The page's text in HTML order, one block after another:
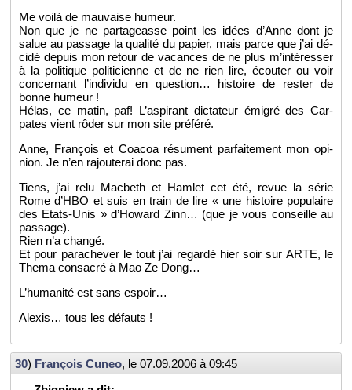
Me voilà de mau­vaise hu­meur.
Non que je ne par­ta­geasse point les idées d’Anne dont je
salue au pas­sage la qua­lité du pa­pier, mais parce que j’ai dé­
cidé de­puis mon re­tour de va­cances de ne plus m’in­té­res­ser
à la po­li­tique po­li­ti­cienne et de ne rien lire, écou­ter ou voir
concer­nant l’in­di­vidu en ques­tion… his­toire de res­ter de
bonne hu­meur !
Hélas, ce matin, paf! L’as­pi­rant dic­ta­teur émi­gré des Car­
pates vient rôder sur mon site pré­féré.
Anne, Fran­çois et Coa­coa ré­sument par­fai­te­ment mon opi­
nion. Je n’en ra­jou­te­rai donc pas.
Tiens, j’ai relu Mac­beth et Ham­let cet été, revue la série
Rome d’HBO et suis en train de lire « une his­toire po­pu­laire
des Etats-Unis » d’Ho­ward Zinn… (que je vous conseille au
pas­sage).
Rien n’a changé.
Et pour par­ache­ver le tout j’ai re­gardé hier soir sur ARTE, le
Thema consa­cré à Mao Ze Dong…
L’hu­ma­nité est sans es­poir…
Alexis… tous les dé­fauts !
30) Fran­çois Cuneo, le 07.09.2006 à 09:45